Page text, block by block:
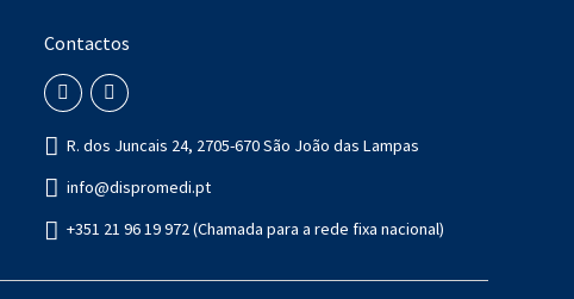
Contactos
R. dos Juncais 24, 2705-670 São João das Lampas
info@dispromedi.pt
+351 21 96 19 972 (Chamada para a rede fixa nacional)